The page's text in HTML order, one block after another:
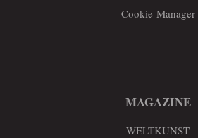
Cookie-Manager
MAGAZINE
WELTKUNST